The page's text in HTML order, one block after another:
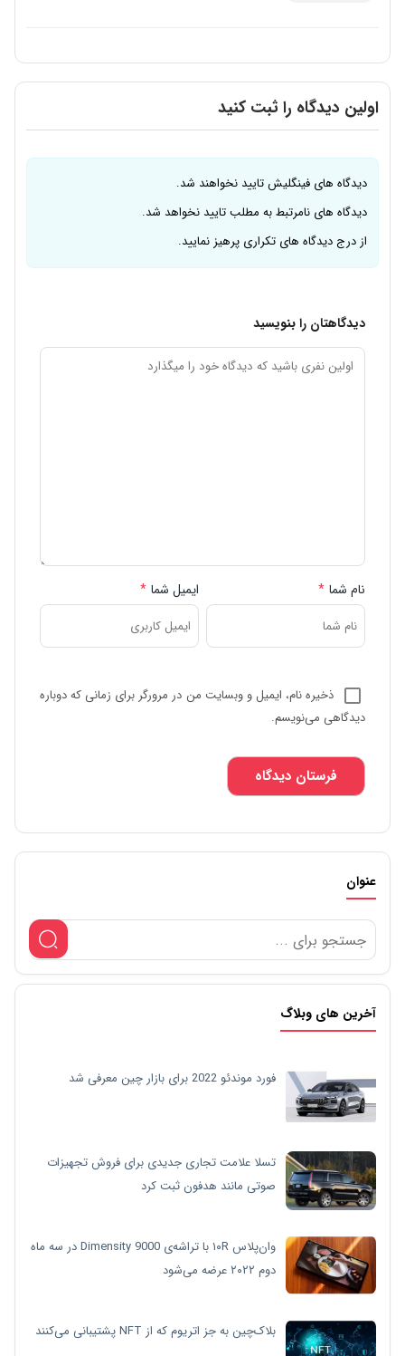
اولین دیدگاه را ثبت کنید
دیدگاه های فینگلیش تایید نخواهند شد.
دیدگاه های نامرتبط به مطلب تایید نخواهد شد.
از درج دیدگاه های تکراری پرهیز نمایید.
دیدگاهتان را بنویسید
نام شما * ایمیل شما *
ذخیره نام، ایمیل و وبسایت من در مرورگر برای زمانی که دوباره
دیدگاهی می‌نویسم.
عنوان
آخرین های وبلاگ
فورد موندئو 2022 برای بازار چین معرفی شد
تسلا علامت تجاری جدیدی برای فروش تجهیزات
صوتی مانند هدفون ثبت کرد
وان‌پلاس ۱۰R با تراشه‌ی Dimensity 9000 در سه ماه
دوم ۲۰۲۲ عرضه می‌شود
بلاک‌چین به جز اتریوم که از NFT پشتیبانی می‌کنند